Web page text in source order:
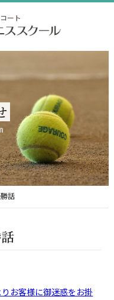
ート
話
お客様に御迷惑をお掛